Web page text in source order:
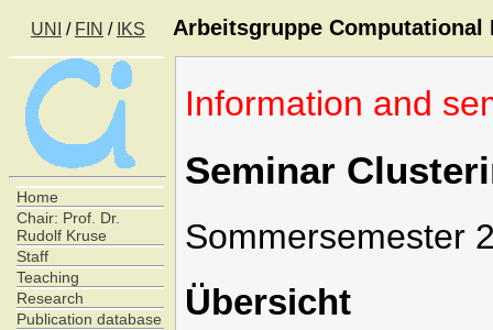
UNI / FIN / IKS Arbeitsgruppe Computational
Home
Chair: Prof. Dr.
Rudolf Kruse
Staff
Teaching
Research
Publication database
Information and
Seminar
Sommersemester
Übersicht